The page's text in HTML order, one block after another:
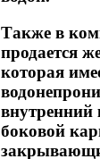
Также в
продается
которая
внутренний
боковой